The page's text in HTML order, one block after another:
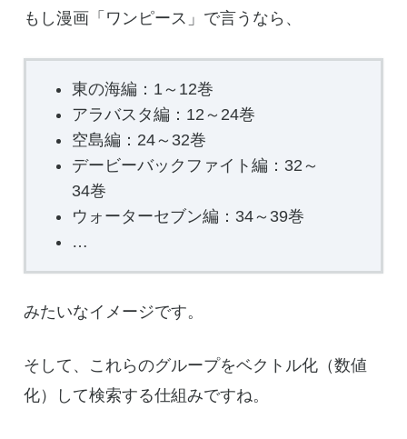
もし漫画「ワンピース」で言うなら、
東の海編：1～12巻
アラバスタ編：12～24巻
空島編：24～32巻
デービーバックファイト編：32～
34巻
ウォーターセブン編：34～39巻
​…
みたいなイメージです。
そして、これらのグループをベクトル化（数値
化）して検索する仕組みですね。